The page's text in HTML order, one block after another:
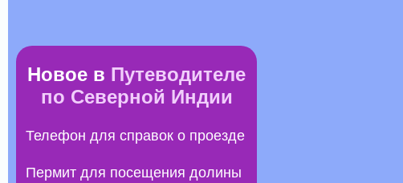
Новое в Путеводителе
по Северной Индии
Телефон для справок о проезде
Пермит для посещения долины